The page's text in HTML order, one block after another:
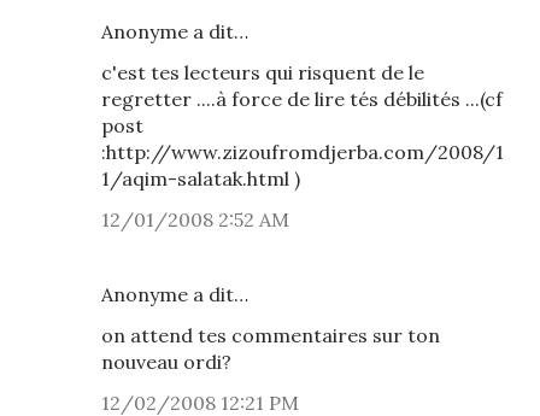
Anonyme a dit…
c'est tes lecteurs qui risquent de le
regretter ....à force de lire tés débilités ...(cf
post
:http://www.zizoufromdjerba.com/2008/1
1/aqim-salatak.html )
12/01/2008 2:52 AM
Anonyme a dit…
on attend tes commentaires sur ton
nouveau ordi?
12/02/2008 12:21 PM